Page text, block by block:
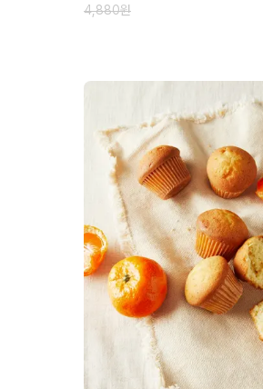
4,880원